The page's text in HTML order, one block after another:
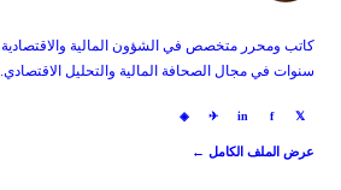
سنوات في مجال الصحافة المالية والتحليل الاقتصادي.
𝕏
f
in
✈
◈
عرض الملف الكامل ←